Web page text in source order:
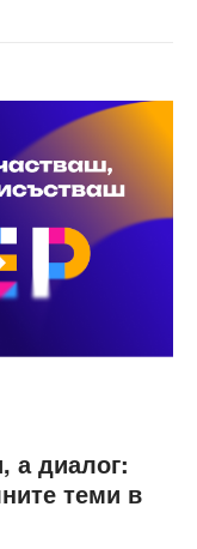
а диалог:
теми в